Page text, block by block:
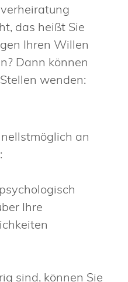
das heißt Sie
Ihren Willen
Dann können
wenden:
an
Ihre
sind, können Sie